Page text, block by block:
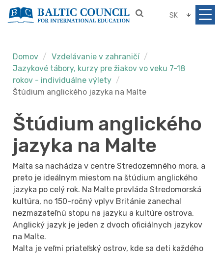
SK
Domov
Vzdelávanie v zahraničí
Jazykové tábory, kurzy pre žiakov vo veku 7-18
rokov - individuálne výlety
Štúdium anglického jazyka na Malte
Štúdium anglického
jazyka na Malte
Malta sa nachádza v centre Stredozemného mora, a
preto je ideálnym miestom na štúdium anglického
jazyka po celý rok. Na Malte prevláda Stredomorská
kultúra, no 150-ročný vplyv Británie zanechal
nezmazateľnú stopu na jazyku a kultúre ostrova.
Anglický jazyk je jeden z dvoch oficiálnych jazykov
na Malte.
Malta je veľmi priateľský ostrov, kde sa deti každého